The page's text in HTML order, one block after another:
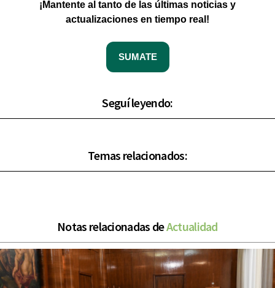
¡Mantente al tanto de las últimas noticias y
actualizaciones en tiempo real!
SUMATE
Seguí leyendo:
Temas relacionados:
Notas relacionadas deActualidad